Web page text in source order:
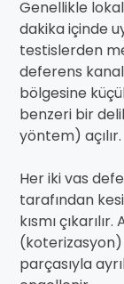
Genellikle
dakika içinde
testislerden
deferens
bölgesine
benzeri bir
yöntem) açılır.
Her iki vas
tarafından
kısmı
(koterizasyon)
parçasıyla